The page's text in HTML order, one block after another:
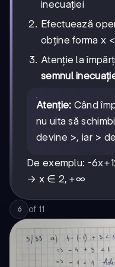
inecuației
Efectuează
obține forma x
Atenție la
semnul
Atenție: Când
nu uita să
devine >, iar >
De exemplu: -
→ x ∈ 2,
2, +∞
6 of 11